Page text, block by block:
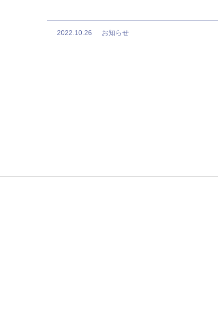
2022.10.26 お知らせ